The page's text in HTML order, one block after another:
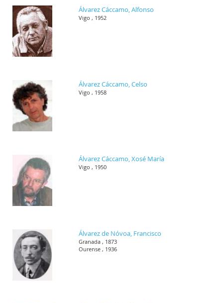
Álvarez Cáccamo, Alfonso
Vigo , 1952
Álvarez Cáccamo, Celso
Vigo , 1958
Álvarez Cáccamo, Xosé María
Vigo , 1950
Álvarez de Nóvoa, Francisco
Granada , 1873
Ourense , 1936